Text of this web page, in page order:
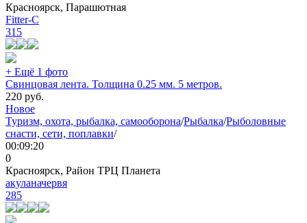
Красноярск, Парашютная
Fitter-C
315
+ Ещё 1 фото
Свинцовая лента. Толщина 0.25 мм. 5 метров.
220 руб.
Новое
Туризм, охота, рыбалка, самооборона/Рыбалка/Рыболовные
снасти, сети, поплавки/
00:09:20
0
Красноярск, Район ТРЦ Планета
акуланачервя
285